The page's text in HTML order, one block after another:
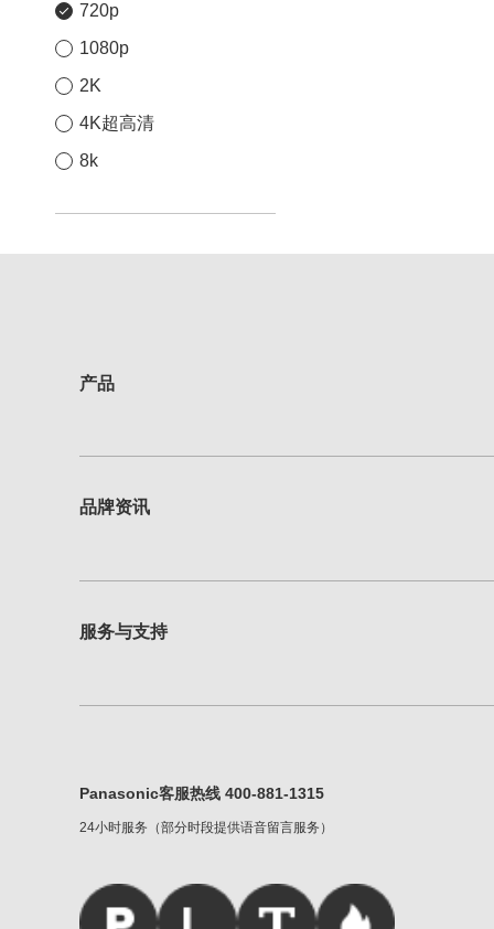
720p
1080p
2K
4K超高清
8k
产品
品牌资讯
服务与支持
Panasonic客服热线 400-881-1315
24小时服务（部分时段提供语音留言服务）